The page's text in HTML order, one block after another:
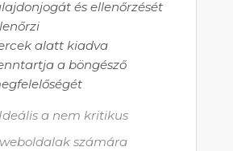
és ellenőrzését
alatt kiadva
a böngésző
Ideális a nem kritikus
weboldalak számára